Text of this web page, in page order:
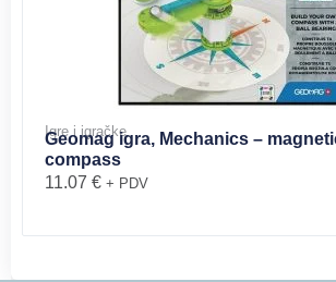
Igre i igračke
Geomag igra, Mechanics –
compass
11.07 € + PDV